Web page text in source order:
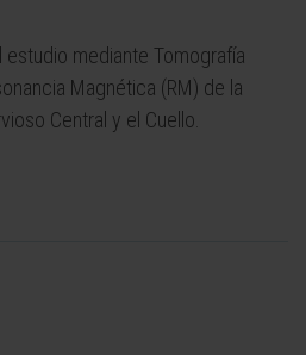
mediante Tomografía
Magnética (RM) de la
Central y el Cuello.